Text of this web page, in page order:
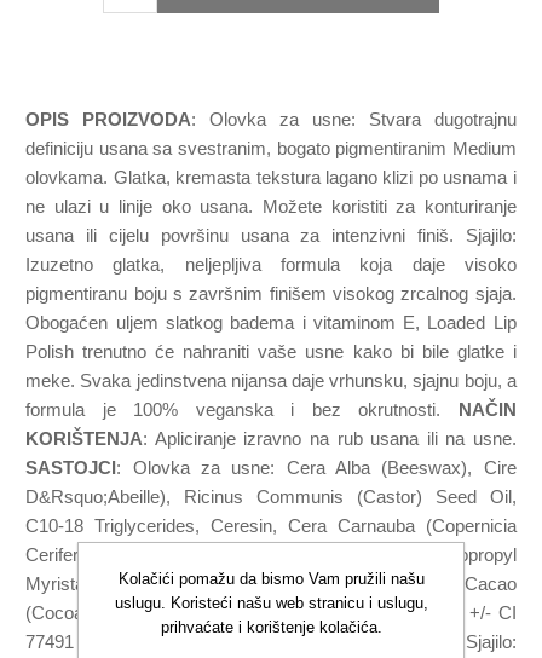
OPIS PROIZVODA: Olovka za usne: Stvara dugotrajnu
definiciju usana sa svestranim, bogato pigmentiranim Medium
olovkama. Glatka, kremasta tekstura lagano klizi po usnama i
ne ulazi u linije oko usana. Možete koristiti za konturiranje
usana ili cijelu površinu usana za intenzivni finiš. Sjajilo:
Izuzetno glatka, neljepljiva formula koja daje visoko
pigmentiranu boju s završnim finišem visokog zrcalnog sjaja.
Obogaćen uljem slatkog badema i vitaminom E, Loaded Lip
Polish trenutno će nahraniti vaše usne kako bi bile glatke i
meke. Svaka jedinstvena nijansa daje vrhunsku, sjajnu boju, a
formula je 100% veganska i bez okrutnosti. NAČIN
KORIŠTENJA: Apliciranje izravno na rub usana ili na usne.
SASTOJCI: Olovka za usne: Cera Alba (Beeswax), Cire
D&Rsquo;Abeille), Ricinus Communis (Castor) Seed Oil,
C10-18 Triglycerides, Ceresin, Cera Carnauba (Copernicia
Cerifera (Carnauba) Wax, Cire De Carnauba, Isopropyl
Myristate, Diethylhexylcyclohexane, Theobroma Cacao
(Cocoa) Seed Butter, Butylparaben, Bht [may contain: +/- CI
77491 (Iron Oxides), CI 77499 (Iron Oxides), Sjajilo:
Kolačići pomažu da bismo Vam pružili našu
uslugu. Koristeći našu web stranicu i uslugu,
prihvaćate i korištenje kolačića.